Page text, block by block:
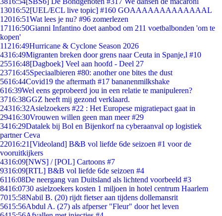
13016:52[UEL/ECL live topic] #160 GOAAAAAAAAAAAAAL
12016:51Wat lees je nu? #96 zomerlezen
17116:50Gianni Infantino doet aanbod om 211 voetbalbonden 'om te
kopen'
11216:49Hurricane & Cyclone Season 2026
4316:49Migranten breken door grens naar Ceuta in Spanje,l #10
25516:48[Dagboek] Veel aan hoofd - Deel 27
23716:45Speciaalbieren #80: another one bites the dust
5616:44Covid19 the aftermath #17 bananenmilkshake
616:39Wel eens geprobeerd jou in een relatie te manipuleren?
3716:38GGZ heeft mij gezond verklaard.
24316:32Asielzoekers #22 : Het Europese migratiepact gaat in
29416:30Vrouwen willen geen man meer #29
3416:29Datalek bij Bol en Bijenkorf na cyberaanval op logistiek
partner Ceva
22016:21 [Videoland] B&B vol liefde 6de seizoen #1 voor de
vooruitkijkers
4316:09[NWS] / [POL] Cartoons #7
9316:09[RTL] B&B vol liefde 6de seizoen #4
6116:08De neergang van Duitsland als lichtend voorbeeld #3
8416:0730 asielzoekers kosten 1 miljoen in hotel centrum Haarlem
7015:58Nabil B. (20) rijdt fietser aan tijdens dollemansrit
5615:56Abdul A. (27) als afperser "Fleur" door het leven